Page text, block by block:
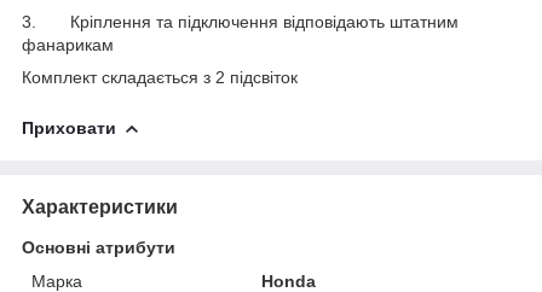
3. Кріплення та підключення відповідають штатним
фанарикам
Комплект складається з 2 підсвіток
Приховати
Характеристики
Основні атрибути
Марка
Honda